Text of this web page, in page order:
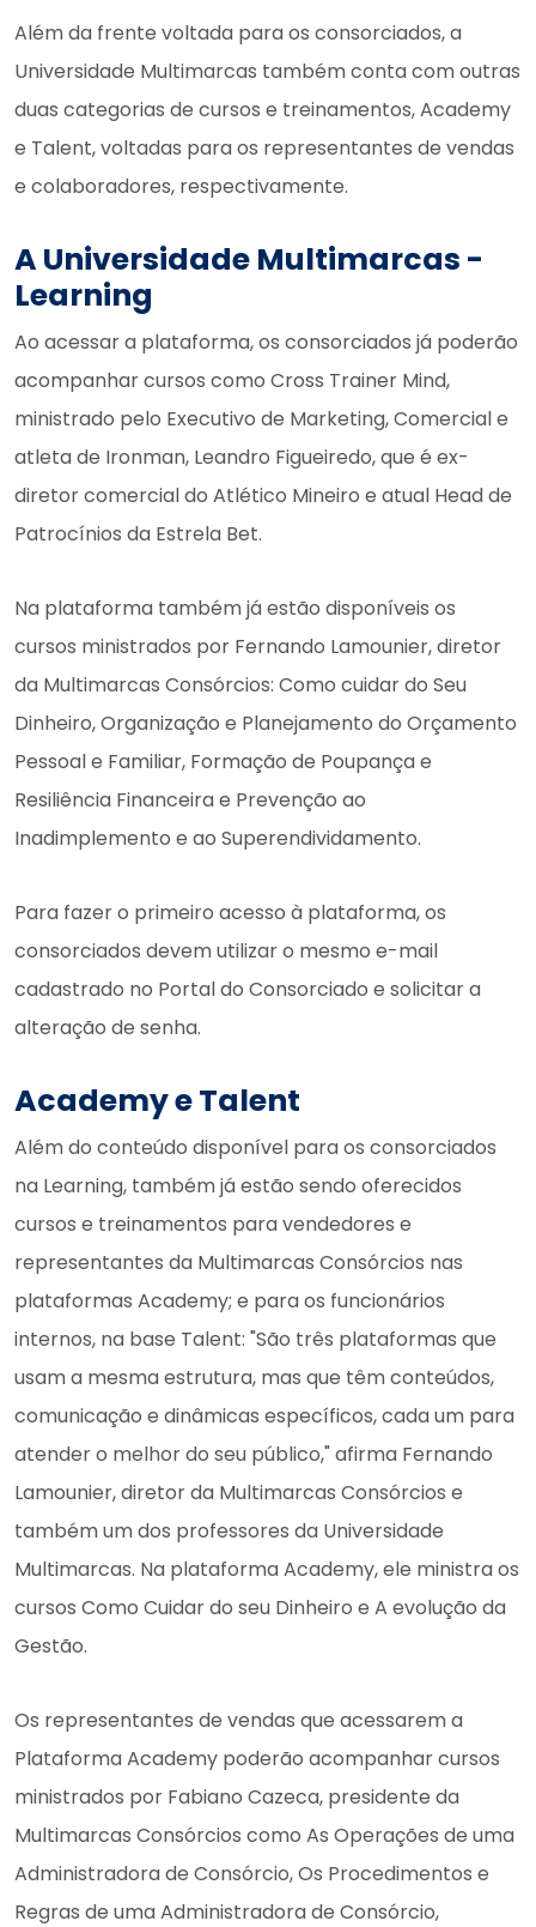
Além da frente voltada para os consorciados, a
Universidade Multimarcas também conta com outras
duas categorias de cursos e treinamentos, Academy
e Talent, voltadas para os representantes de vendas
e colaboradores, respectivamente.
A Universidade Multimarcas -
Learning
Ao acessar a plataforma, os consorciados já poderão
acompanhar cursos como Cross Trainer Mind,
ministrado pelo Executivo de Marketing, Comercial e
atleta de Ironman, Leandro Figueiredo, que é ex-
diretor comercial do Atlético Mineiro e atual Head de
Patrocínios da Estrela Bet.
Na plataforma também já estão disponíveis os
cursos ministrados por Fernando Lamounier, diretor
da Multimarcas Consórcios: Como cuidar do Seu
Dinheiro, Organização e Planejamento do Orçamento
Pessoal e Familiar, Formação de Poupança e
Resiliência Financeira e Prevenção ao
Inadimplemento e ao Superendividamento.
Para fazer o primeiro acesso à plataforma, os
consorciados devem utilizar o mesmo e-mail
cadastrado no Portal do Consorciado e solicitar a
alteração de senha.
Academy e Talent
Além do conteúdo disponível para os consorciados
na Learning, também já estão sendo oferecidos
cursos e treinamentos para vendedores e
representantes da Multimarcas Consórcios nas
plataformas Academy; e para os funcionários
internos, na base Talent: "São três plataformas que
usam a mesma estrutura, mas que têm conteúdos,
comunicação e dinâmicas específicos, cada um para
atender o melhor do seu público," afirma Fernando
Lamounier, diretor da Multimarcas Consórcios e
também um dos professores da Universidade
Multimarcas. Na plataforma Academy, ele ministra os
cursos Como Cuidar do seu Dinheiro e A evolução da
Gestão.
Os representantes de vendas que acessarem a
Plataforma Academy poderão acompanhar cursos
ministrados por Fabiano Cazeca, presidente da
Multimarcas Consórcios como As Operações de uma
Administradora de Consórcio, Os Procedimentos e
Regras de uma Administradora de Consórcio,